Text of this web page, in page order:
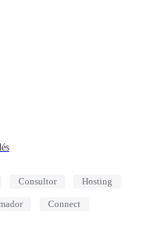
Consultor Hosting
Connect